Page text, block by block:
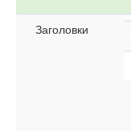
Заголовки